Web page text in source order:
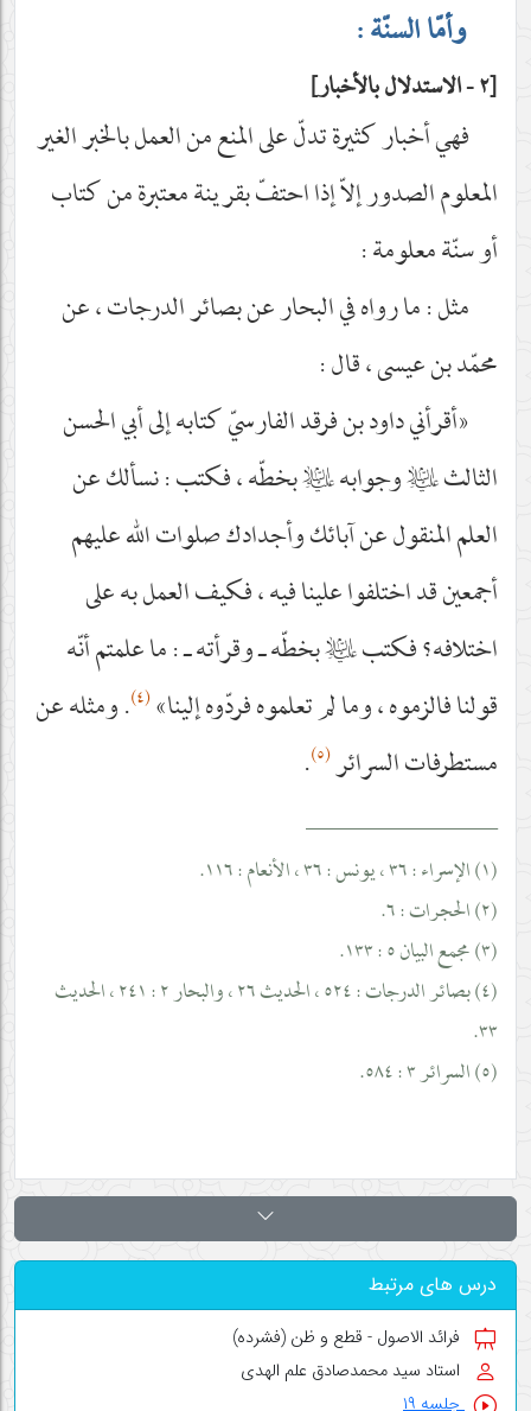
وأمّا السنّة :
٢ - الاستدلال بالأخبار
فهي أخبار كثيرة تدلّ على المنع من العمل بالخبر الغير
المعلوم الصدور إلاّ إذا احتفّ بقرينة معتبرة من كتاب
أو سنّة معلومة :
مثل : ما رواه في البحار عن بصائر الدرجات ، عن
محمّد بن عيسى ، قال :
«أقرأني داود بن فرقد الفارسيّ كتابه إلى أبي الحسن
الثالثعليه‌السلاموجوابهعليه‌السلامبخطّه ، فكتب : نسألك عن
العلم المنقول عن آبائك وأجدادك صلوات الله عليهم
أجمعين قد اختلفوا علينا فيه ، فكيف العمل به على
اختلافه؟ فكتبعليه‌السلامبخطّه ـ وقرأته ـ : ما علمتم أنّه
قولنا فالزموه ، وما لم تعلموه فردّوه إلينا»(٤) . ومثله عن
مستطرفات السرائر(٥) .
__________________
(١) الإسراء : ٣٦ ، يونس : ٣٦ ، الأنعام : ١١٦.
(٢) الحجرات : ٦.
(٣) مجمع البيان ٥ : ١٣٣.
(٤) بصائر الدرجات : ٥٢٤ ، الحديث ٢٦ ، والبحار ٢ : ٢٤١ ، الحديث
٣٣.
(٥) السرائر ٣ : ٥٨٤.
درس های مرتبط
فرائد الاصول - قطع و ظن (فشرده)
استاد سید محمدصادق علم الهدی
جلسه ۱۹